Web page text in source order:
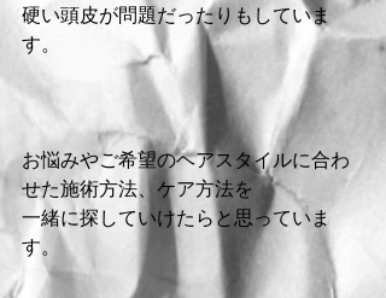
硬い頭皮が問題だったりもしていま
す。
お悩みやご希望のヘアスタイルに合わ
せた施術方法、ケア方法を
一緒に探していけたらと思っていま
す。